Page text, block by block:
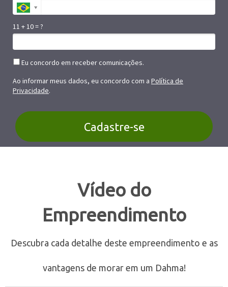
11 + 10 = ?
Eu concordo em receber comunicações.
Ao informar meus dados, eu concordo com a Política de
Privacidade.
Cadastre-se
Vídeo do
Empreendimento
Descubra cada detalhe deste empreendimento e as
vantagens de morar em um Dahma!